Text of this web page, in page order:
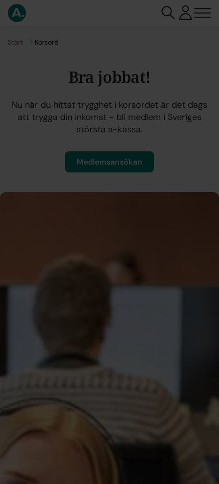
Gå till
Start Korsord
Bra jobbat!
Nu när du hittat trygghet i korsordet är det dags
att trygga din inkomst - bli medlem i Sveriges
största a-kassa.
Medlemsansökan
A-kassan – din viktigaste
lång. Vi ger dig bästa service, hjälp med ansökan och
punktliga utbetalningar om du blir arbetslös.
Fyll imedlemsansökan
medlemskap